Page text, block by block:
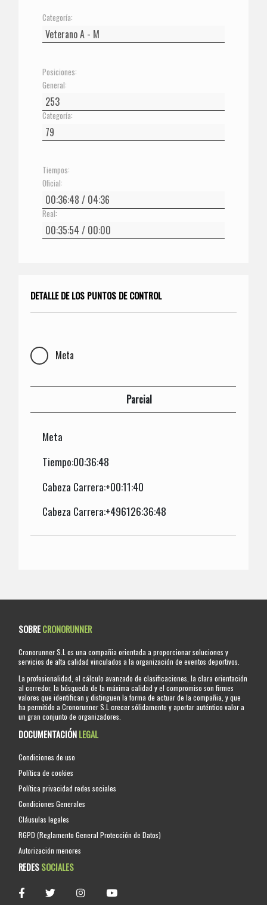
Categoría:
Posiciones:
General:
Categoría:
Tiempos:
Oficial:
Real:
DETALLE DE LOS PUNTOS DE CONTROL
Meta
Parcial
Meta
Tiempo:00:36:48
Cabeza Carrera:+00:11:40
Cabeza Carrera:+496126:36:48
SOBRECRONORUNNER
Cronorunner S.L es una compañia orientada a proporcionar soluciones y
servicios de alta calidad vinculados a la organización de eventos deportivos.
La profesionalidad, el cálculo avanzado de clasificaciones, la clara orientación
al corredor, la búsqueda de la máxima calidad y el compromiso son firmes
valores que identifican y distinguen la forma de actuar de la compañia, y que
ha permitido a Cronorunner S.L crecer sólidamente y aportar auténtico valor a
un gran conjunto de organizadores.
DOCUMENTACIÓNLEGAL
Condiciones de uso
Política de cookies
Política privacidad redes sociales
Condiciones Generales
Cláusulas legales
RGPD (Reglamento General Protección de Datos)
Autorización menores
REDESSOCIALES